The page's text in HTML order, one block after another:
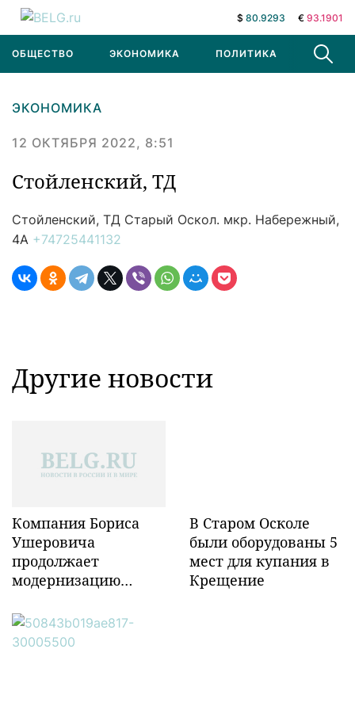
$ 80.9293 € 93.1901
ОБЩЕСТВО ЭКОНОМИКА ПОЛИТИКА В МИРЕ
ЭКОНОМИКА
12 ОКТЯБРЯ 2022, 8:51
Стойленский, ТД
Стойленский, ТД Старый Оскол. мкр. Набережный,
4А +74725441132
Другие новости
Компания Бориса
Ушеровича
продолжает
модернизацию
инфраструктуры в
Забайкалье
В Старом Осколе
были оборудованы 5
мест для купания в
Крещение